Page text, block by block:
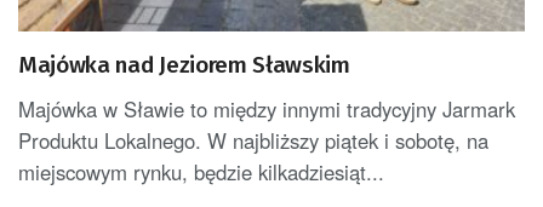
Majówka nad Jeziorem Sławskim
Majówka w Sławie to między innymi tradycyjny Jarmark
Produktu Lokalnego. W najbliższy piątek i sobotę, na
miejscowym rynku, będzie kilkadziesiąt...